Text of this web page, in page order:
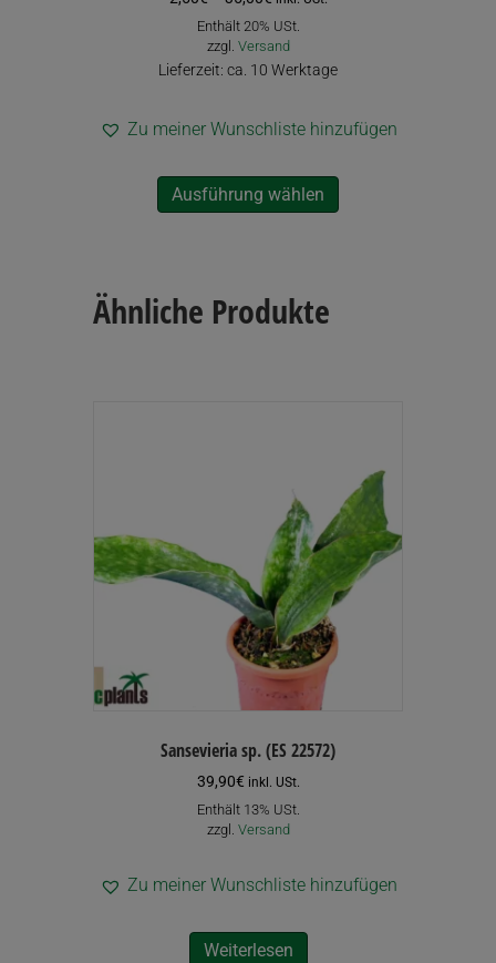
2,50€
bis
35,00€
Enthält 20% USt.
zzgl. Versand
Lieferzeit: ca. 10 Werktage
Zu meiner Wunschliste hinzufügen
Ausführung wählen
gewählt
werden
Ähnliche Produkte
Sansevieria sp. (ES 22572)
39,90€ inkl. USt.
Enthält 13% USt.
zzgl. Versand
Zu meiner Wunschliste hinzufügen
Weiterlesen